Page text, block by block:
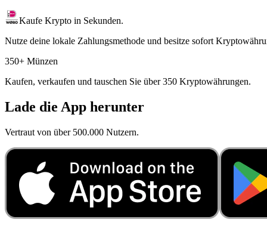
Kaufe Krypto in Sekunden.
Nutze deine lokale Zahlungsmethode und besitze sofort
350+ Münzen
Kaufen, verkaufen und tauschen Sie über 350 Kryptowährungen.
Lade die App herunter
Vertraut von über 500.000 Nutzern.